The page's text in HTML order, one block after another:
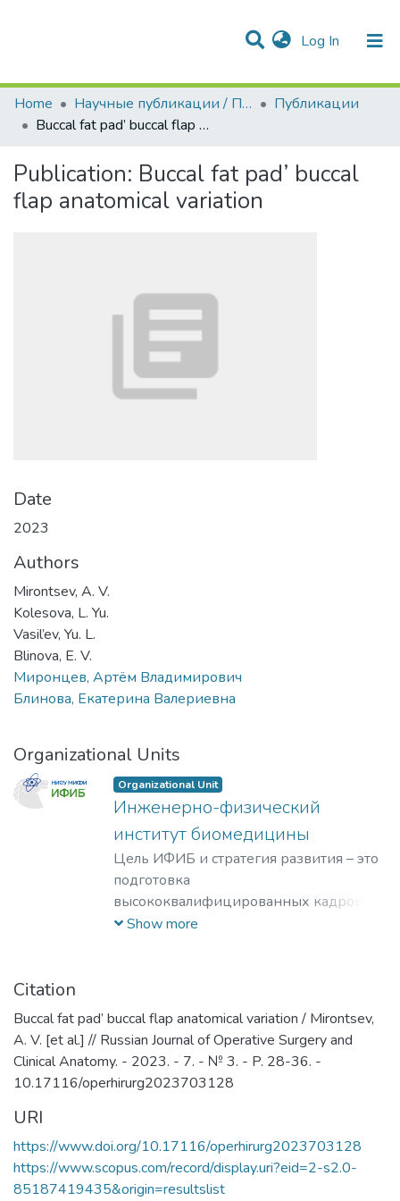
Log In (current)
Communities & Collections
Statistics
All of DSpace
Home
Научные публикации / Препринты
Публикации
Buccal fat pad’ buccal flap anatomical variation
Publication: Buccal fat pad’ buccal
flap anatomical variation
Date
2023
Authors
Mirontsev, A. V.
Kolesova, L. Yu.
Vasil’ev, Yu. L.
Blinova, E. V.
Миронцев, Артём Владимирович
Блинова, Екатерина Валериевна
Organizational Units
Organizational Unit
Инженерно-физический
институт биомедицины
Цель ИФИБ и стратегия развития – это
подготовка
высококвалифицированных кадров на
базе передовых исследований и
биомедицины. Занятие лидерских
позиций в биомедицинских
технологиях XXI века и внедрение их в
образовательный процесс, что отвечает
решению практикоориентированной
и терапии на клеточном уровне
социально-значимых заболеваний
человека.
Show more
Citation
Buccal fat pad’ buccal flap anatomical variation / Mirontsev,
A. V. [et al.] // Russian Journal of Operative Surgery and
Clinical Anatomy. - 2023. - 7. - № 3. - P. 28-36. -
10.17116/operhirurg2023703128
URI
https://www.doi.org/10.17116/operhirurg2023703128
https://www.scopus.com/record/display.uri?eid=2-s2.0-
85187419435&origin=resultslist